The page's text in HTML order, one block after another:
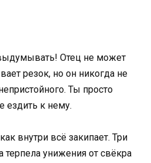
Отец не может
резок, но он никогда не
Ты просто
ездить к нему.
внутри всё закипает. Три
терпела унижения от свёкра